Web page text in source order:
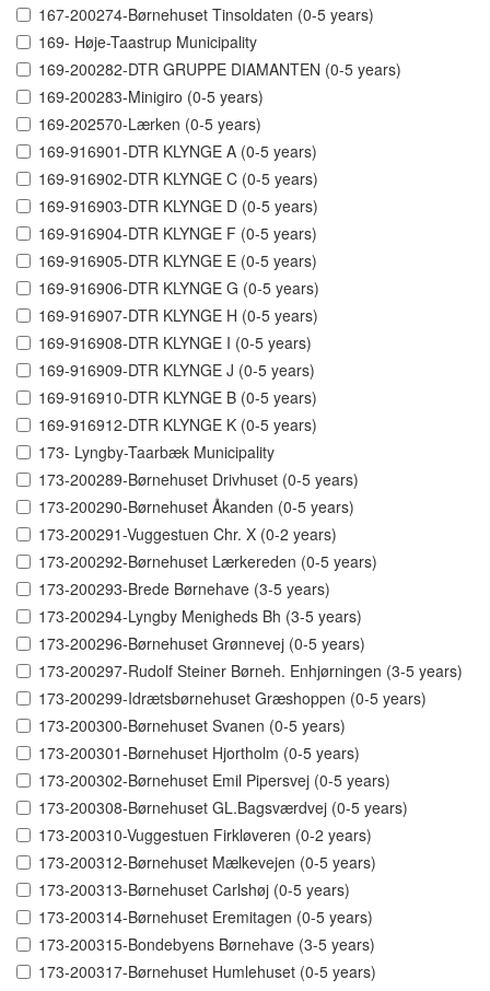
167-200274-Børnehuset Tinsoldaten (0-5 years)
169- Høje-Taastrup Municipality
169-200282-DTR GRUPPE DIAMANTEN (0-5 years)
169-200283-Minigiro (0-5 years)
169-202570-Lærken (0-5 years)
169-916901-DTR KLYNGE A (0-5 years)
169-916902-DTR KLYNGE C (0-5 years)
169-916903-DTR KLYNGE D (0-5 years)
169-916904-DTR KLYNGE F (0-5 years)
169-916905-DTR KLYNGE E (0-5 years)
169-916906-DTR KLYNGE G (0-5 years)
169-916907-DTR KLYNGE H (0-5 years)
169-916908-DTR KLYNGE I (0-5 years)
169-916909-DTR KLYNGE J (0-5 years)
169-916910-DTR KLYNGE B (0-5 years)
169-916912-DTR KLYNGE K (0-5 years)
173- Lyngby-Taarbæk Municipality
173-200289-Børnehuset Drivhuset (0-5 years)
173-200290-Børnehuset Åkanden (0-5 years)
173-200291-Vuggestuen Chr. X (0-2 years)
173-200292-Børnehuset Lærkereden (0-5 years)
173-200293-Brede Børnehave (3-5 years)
173-200294-Lyngby Menigheds Bh (3-5 years)
173-200296-Børnehuset Grønnevej (0-5 years)
173-200297-Rudolf Steiner Børneh. Enhjørningen (3-5 years)
173-200299-Idrætsbørnehuset Græshoppen (0-5 years)
173-200300-Børnehuset Svanen (0-5 years)
173-200301-Børnehuset Hjortholm (0-5 years)
173-200302-Børnehuset Emil Pipersvej (0-5 years)
173-200308-Børnehuset GL.Bagsværdvej (0-5 years)
173-200310-Vuggestuen Firkløveren (0-2 years)
173-200312-Børnehuset Mælkevejen (0-5 years)
173-200313-Børnehuset Carlshøj (0-5 years)
173-200314-Børnehuset Eremitagen (0-5 years)
173-200315-Bondebyens Børnehave (3-5 years)
173-200317-Børnehuset Humlehuset (0-5 years)